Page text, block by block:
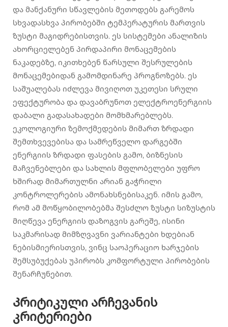
და მანქანური სწავლების მეთოდებს გარემოს
სხვადასხვა პირობებში ტემპერატურის მართვის
ზუსტი მაგიდრებისთვის. ეს სისტემები ანალიზის
ახორციელებენ პირდაპირი მონაცემების
ნაკადებზე, იკითხებენ წარსული შესრულების
მონაცემებიდან გამომდინარე პროგნოზებს. ეს
საშუალებას იძლევა მივიღოთ უკეთესი სრული
ეფექტურობა და დავაბრუნოთ ელექტროენერგიის
დაბალი გადასახადები მომხმარებლებს.
ეკოლოგიური ზემოქმედების მიმართ ზრდადი
შემთხვევებისა და სამრეწველო დარგებში
ენერგიის ზრდადი ფასების გამო, ბიზნესის
მაჩვენებლები და სახლის მფლობელები უფრო
ხშირად მიმართულნი არიან გაჭრილი
კონტროლერების ამონახსნებისაკენ. იმის გამო,
რომ ამ მოწყობილობებმა შესძლო ზუსტი სიზუსტის
მიღწევა ენერგიის დაზოგვის გარეშე, ისინი
საკმარისად მიმზღვავნი ვარიანტები ხდებიან
ნებისმიერისთვის, ვინც საოპერაციო ხარჯების
შემსუბუქებას უპირობს კომფორტული პირობების
შენარჩუნებით.
Კრიტიკული არჩევანის
კრიტერიები